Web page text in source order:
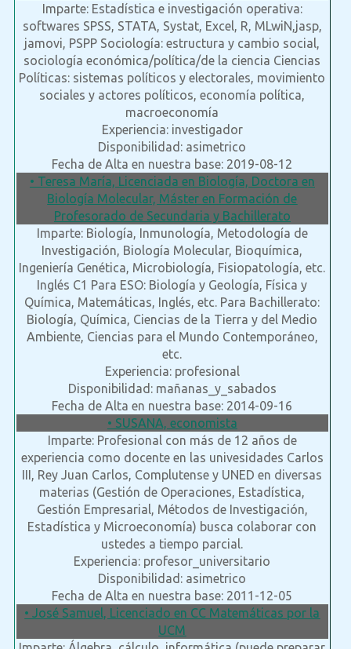
Imparte: Estadística e investigación operativa:
softwares SPSS, STATA, Systat, Excel, R, MLwiN,jasp,
jamovi, PSPP Sociología: estructura y cambio social,
sociología económica/política/de la ciencia Ciencias
Políticas: sistemas políticos y electorales, movimiento
sociales y actores políticos, economía política,
macroeconomía
Experiencia: investigador
Disponibilidad: asimetrico
Fecha de Alta en nuestra base: 2019-08-12
• Teresa María, Licenciada en Biología, Doctora en
Biología Molecular, Máster en Formación de
Profesorado de Secundaria y Bachillerato
Imparte: Biología, Inmunología, Metodología de
Investigación, Biología Molecular, Bioquímica,
Ingeniería Genética, Microbiología, Fisiopatología, etc.
Inglés C1 Para ESO: Biología y Geología, Física y
Química, Matemáticas, Inglés, etc. Para Bachillerato:
Biología, Química, Ciencias de la Tierra y del Medio
Ambiente, Ciencias para el Mundo Contemporáneo,
etc.
Experiencia: profesional
Disponibilidad: mañanas_y_sabados
Fecha de Alta en nuestra base: 2014-09-16
• SUSANA, economista
Imparte: Profesional con más de 12 años de
experiencia como docente en las univesidades Carlos
III, Rey Juan Carlos, Complutense y UNED en diversas
materias (Gestión de Operaciones, Estadística,
Gestión Empresarial, Métodos de Investigación,
Estadística y Microeconomía) busca colaborar con
ustedes a tiempo parcial.
Experiencia: profesor_universitario
Disponibilidad: asimetrico
Fecha de Alta en nuestra base: 2011-12-05
• José Samuel, Licenciado en CC Matemáticas por la
UCM